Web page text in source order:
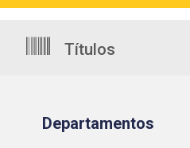
Títulos
Departamentos